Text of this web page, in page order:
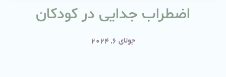
اضطراب جدایی در کودکان
جولای 6, 2024